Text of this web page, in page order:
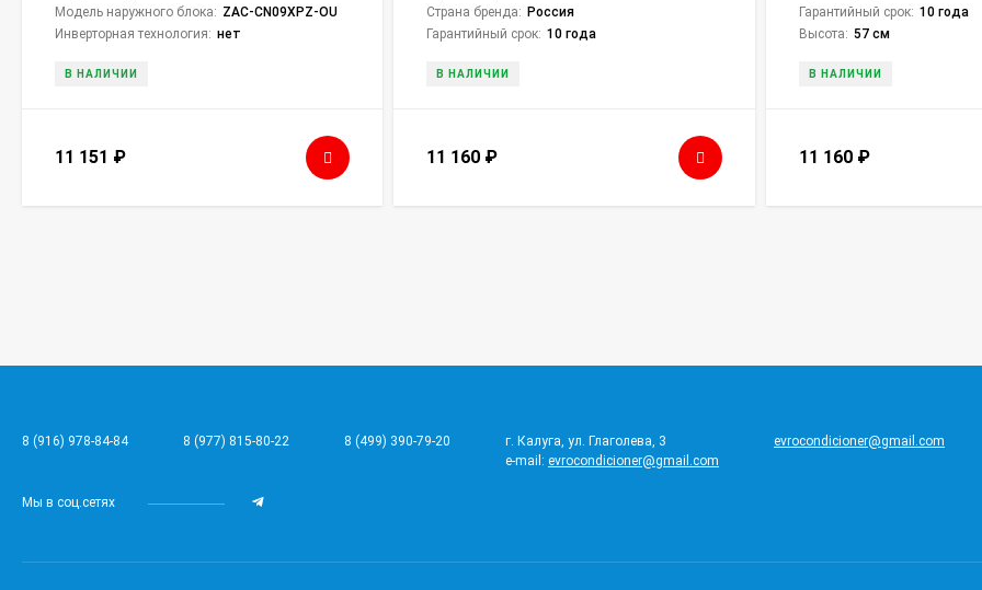
Модель наружного блока: ZAC-CN09XPZ-OU
Инверторная технология: нет
В НАЛИЧИИ
11 151 ₽
Страна бренда: Россия
Гарантийный срок: 10 года
В НАЛИЧИИ
11 160 ₽
Гарантийный срок: 10 года
Высота: 57 см
В НАЛИЧИИ
11 160 ₽
8 (916) 978-84-84 8 (977) 815-80-22 8 (499) 390-79-20
г. Калуга, ул. Глаголева, 3
e-mail: evrocondicioner@gmail.com
evrocondicioner@gmail.com
Мы в соц.сетях